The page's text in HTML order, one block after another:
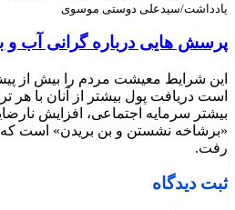
یادداشت/سیدعلی دوستی موسوی
پرسش هایی درباره گرانی آب و
این شرایط معیشت مردم را بیش از
است دریافت پول بیشتر از آنان با هر
بیشتر سرمایه اجتماعی، افزایش
«برشاخه نشستن و بن بریدن» است
رفت.
ثبت دیدگاه